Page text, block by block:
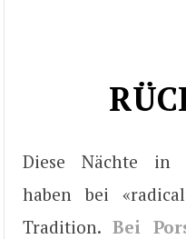
Diese Nächte in
haben bei
Tradition.Bei